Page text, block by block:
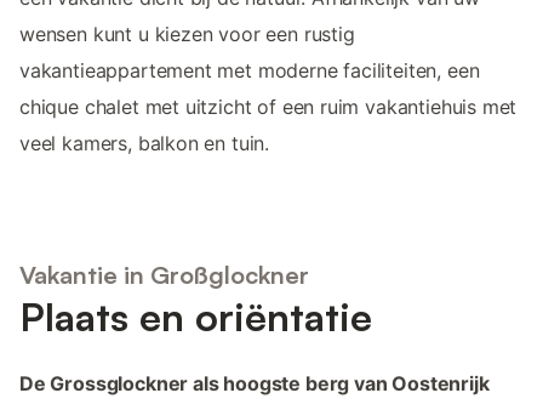
wensen kunt u kiezen voor een rustig
vakantieappartement met moderne faciliteiten, een
chique chalet met uitzicht of een ruim vakantiehuis met
veel kamers, balkon en tuin.
Vakantie in Großglockner
Plaats en oriëntatie
De Grossglockner als hoogste berg van Oostenrijk